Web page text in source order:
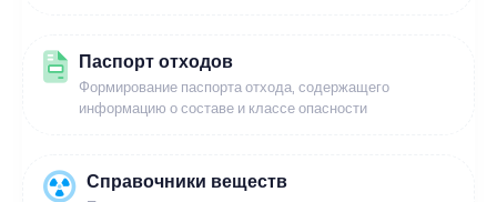
Паспорт отходов
Формирование паспорта отхода, содержащего
информацию о составе и классе опасности
Справочники веществ